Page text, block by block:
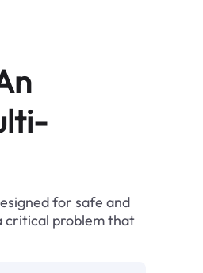
for safe and
critical problem that